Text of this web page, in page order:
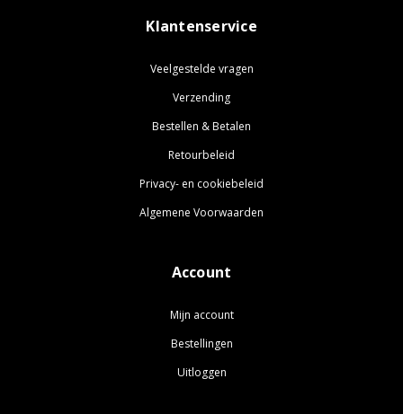
Klantenservice
Veelgestelde vragen
Verzending
Bestellen & Betalen
Retourbeleid
Privacy- en cookiebeleid
Algemene Voorwaarden
Account
Mijn account
Bestellingen
Uitloggen